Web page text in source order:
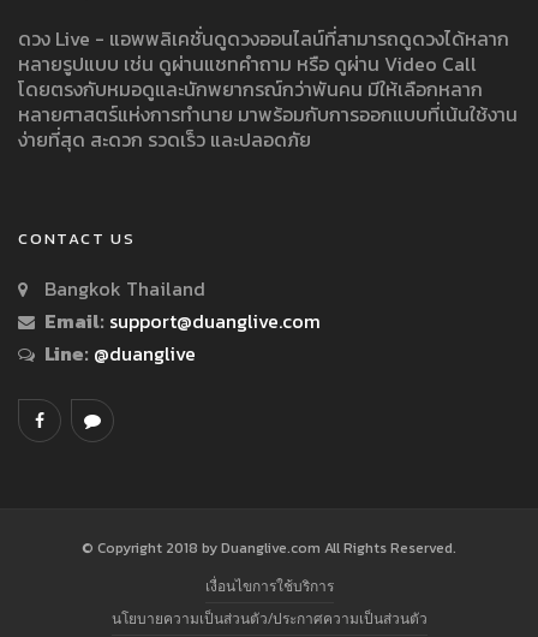
ดวง Live - แอพพลิเคชั่นดูดวงออนไลน์ที่สามารถดูดวงได้หลาก
หลายรูปแบบ เช่น ดูผ่านแชทคำถาม หรือ ดูผ่าน Video Call
โดยตรงกับหมอดูและนักพยากรณ์กว่าพันคน มีให้เลือกหลาก
หลายศาสตร์แห่งการทำนาย มาพร้อมกับการออกแบบที่เน้นใช้งาน
ง่ายที่สุด สะดวก รวดเร็ว และปลอดภัย
CONTACT US
Bangkok Thailand
Email: support@duanglive.com
Line: @duanglive
© Copyright 2018 by Duanglive.com All Rights Reserved.
เงื่อนไขการใช้บริการ
นโยบายความเป็นส่วนตัว/ประกาศความเป็นส่วนตัว